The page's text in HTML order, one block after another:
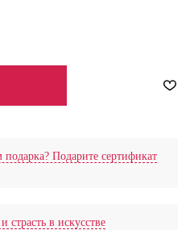
подарка? Подарите сертификат
в искусстве